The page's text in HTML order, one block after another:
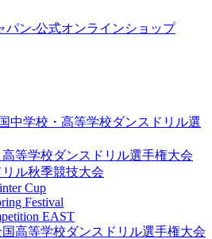
中学校・高等学校ダンスドリル選
等学校ダンスドリル選手権大会
ル秋季競技大会
Cup
Festival
EAST
高等学校ダンスドリル選手権大会